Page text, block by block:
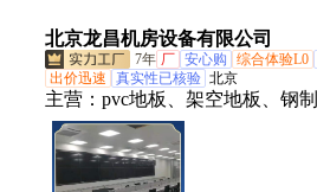
珍珠棉
北京龙昌机房设备有限公司
7年 厂 安心购 综合体验L0
出价迅速
真实性已核验 北京
主营： pvc地板、架空地板、钢
板、全钢防静电地板、陶瓷防静
电地板、机房防静电地板、防静
络地板、机房墙板、地板机房、